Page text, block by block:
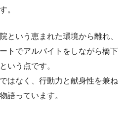
。
という恵まれた環境から離れ、
トでアルバイトをしながら橋下
いう点です。
はなく、行動力と献身性を兼ね
語っています。